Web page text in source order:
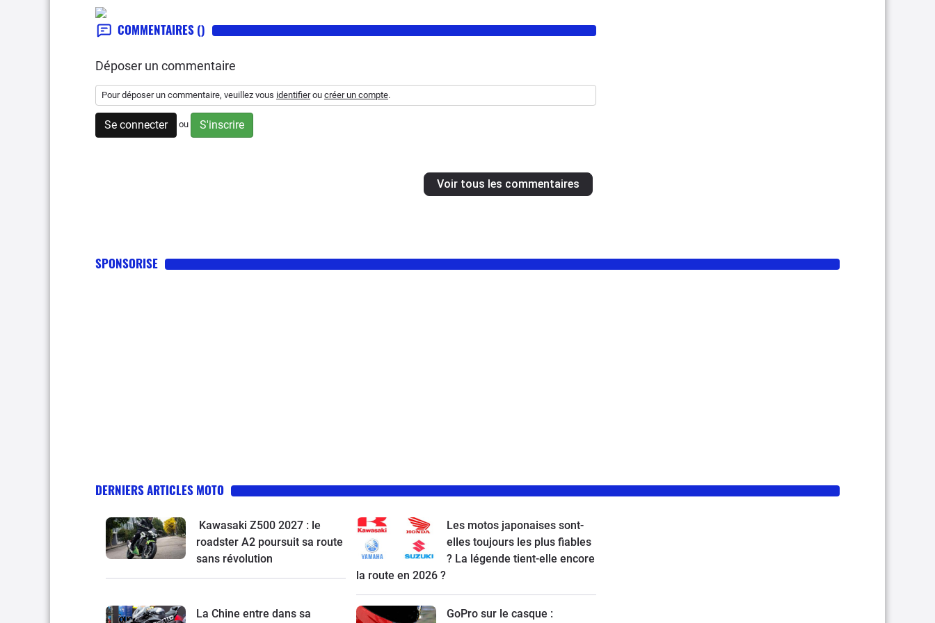
COMMENTAIRES ()
Déposer un commentaire
Pour déposer un commentaire, veuillez vous identifierou créer un compte.
Se connecter ou S'inscrire
Voir tous les commentaires
SPONSORISE
DERNIERS ARTICLES MOTO
Kawasaki Z500 2027 : le
roadster A2 poursuit sa route
sans révolution
Les motos japonaises sont-
elles toujours les plus fiables
? La légende tient-elle encore
la route en 2026 ?
La Chine entre dans sa GoPro sur le casque :